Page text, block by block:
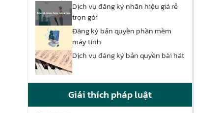
Dịch vụ đăng ký nhãn hiệu giá rẻ
trọn gói
Đăng ký bản quyền phần mềm
máy tính
Dịch vụ đăng ký bản quyền bài hát
Giải thích pháp luật